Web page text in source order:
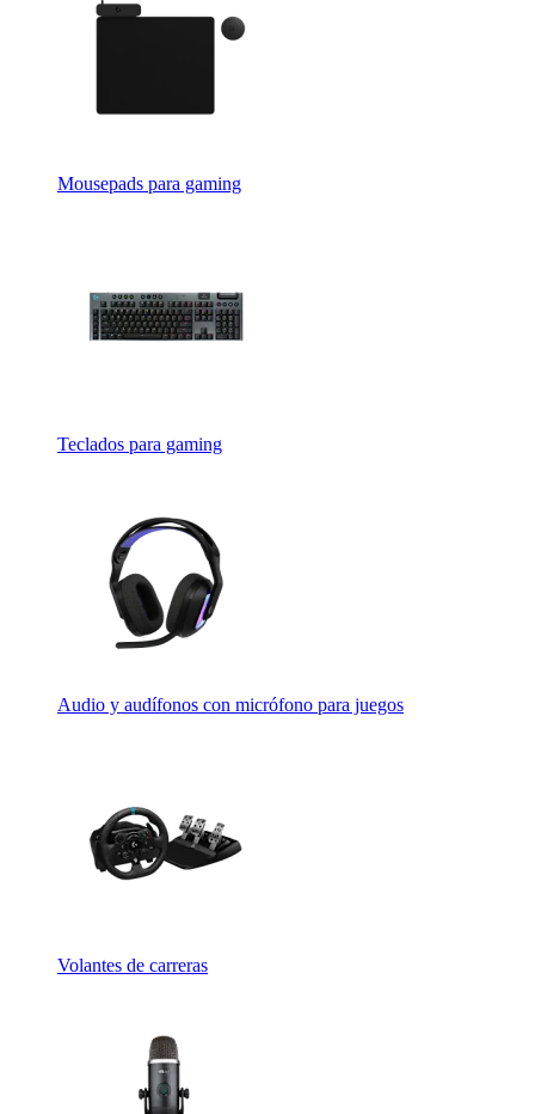
Mousepads para gaming
Teclados para gaming
Audio y audífonos con micrófono para juegos
Volantes de carreras